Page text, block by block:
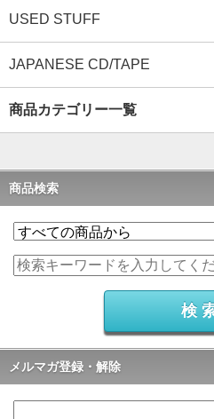
USED STUFF
JAPANESE CD/TAPE
商品カテゴリー一覧
商品検索
メルマガ登録・解除